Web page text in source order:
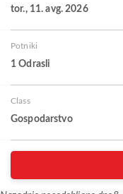
tor., 11. avg. 2026
Potniki
1 Odrasli
Class
Gospodarstvo